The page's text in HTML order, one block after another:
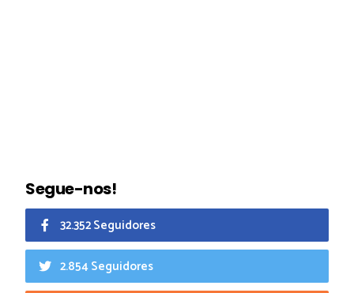
Segue-nos!
32.352 Seguidores
2.854 Seguidores